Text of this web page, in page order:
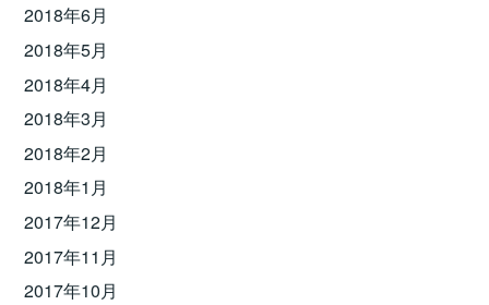
2018年6月
2018年5月
2018年4月
2018年3月
2018年2月
2018年1月
2017年12月
2017年11月
2017年10月